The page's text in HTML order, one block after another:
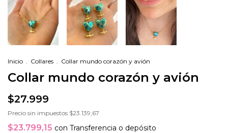
Inicio . Collares . Collar mundo corazón y avión
Collar mundo corazón y avión
$27.999
Precio sin impuestos $23.139,67
$23.799,15 con Transferencia o depósito